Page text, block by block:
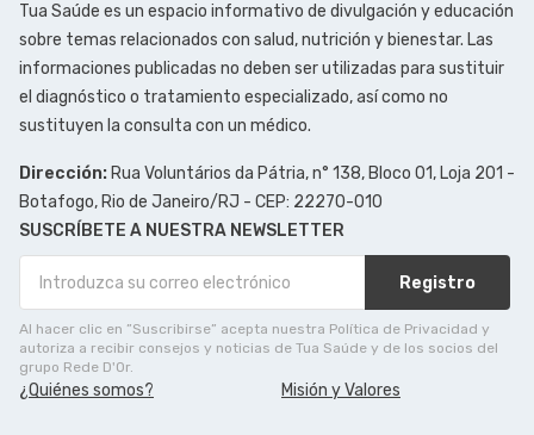
Tua Saúde es un espacio informativo de divulgación y educación
sobre temas relacionados con salud, nutrición y bienestar. Las
informaciones publicadas no deben ser utilizadas para sustituir
el diagnóstico o tratamiento especializado, así como no
sustituyen la consulta con un médico.
Dirección:Rua Voluntários da Pátria, n° 138, Bloco 01, Loja 201 -
Botafogo, Rio de Janeiro/RJ - CEP: 22270-010
SUSCRÍBETE A NUESTRA NEWSLETTER
Registro
Al hacer clic en ”Suscribirse” acepta nuestra Política de Privacidad y
autoriza a recibir consejos y noticias de Tua Saúde y de los socios del
grupo Rede D'Or.
¿Quiénes somos? Misión y Valores